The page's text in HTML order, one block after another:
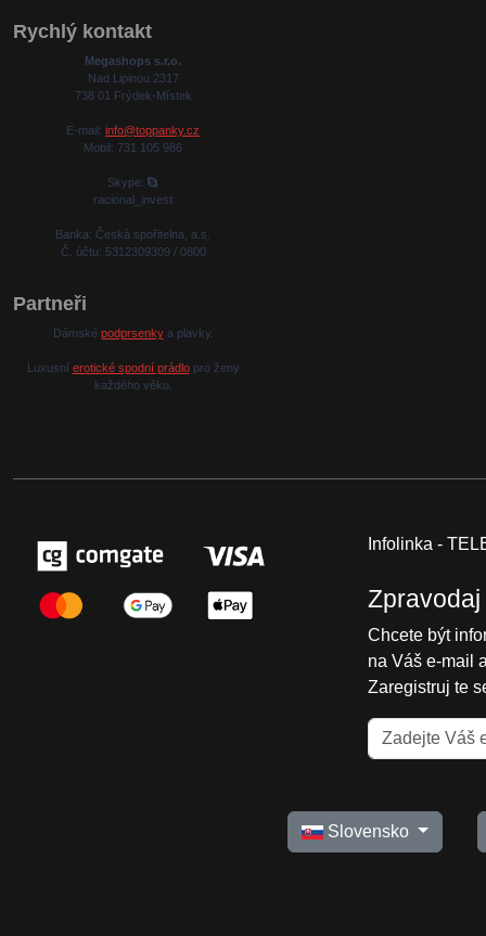
Rychlý kontakt
Megashops s.r.o.
Nad Lipinou 2317
738 01 Frýdek-Místek
E-mail: info@toppanky.cz
Mobil: 731 105 986
Skype:
racional_invest
Banka: Česká spořitelna, a.s.
Č. účtu: 5312309309 / 0800
Partneři
Dámské podprsenkya plavky.
Luxusní erotické spodní prádlopro ženy
každého věku.
Infolinka -
Zpravodaj
Chcete být
na Váš e-mail
Zaregistruj te
Slovensko